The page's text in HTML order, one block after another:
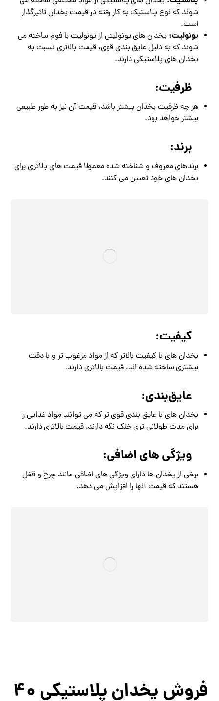
شوند که نوع پلاستیک به کار رفته در قیمت یخدان تاثیرگذار
است.
یونولیت: یخدان‌ های یونولیتی از یونولیت یا فوم ساخته می‌
شوند که به دلیل عایق‌ بندی قوی، قیمت بالاتری نسبت به
یخدان‌ های پلاستیکی دارند.
ظرفیت:
هر چه ظرفیت یخدان بیشتر باشد، قیمت آن نیز به طور طبیعی
بیشتر خواهد بود.
برند:
برندهای معروف و شناخته شده معمولا قیمت‌ های بالاتری برای
یخدان‌ های خود تعیین می‌ کنند.
کیفیت:
یخدان‌ های با کیفیت بالاتر که از مواد مرغوب‌ تر و با دقت
بیشتری ساخته شده‌ اند، قیمت بالاتری دارند.
عایق‌بندی:
یخدان‌ های با عایق‌ بندی قوی‌ تر که می‌ توانند مواد غذایی را
برای مدت طولانی‌ تری خنک نگه دارند، قیمت بالاتری دارند.
ویژگی‌ های اضافی:
برخی از یخدان‌ ها دارای ویژگی‌ های اضافی مانند چرخ و قفل
هستند که قیمت آنها را افزایش می‌ دهد.
فروش یخدان پلاستیکی 40